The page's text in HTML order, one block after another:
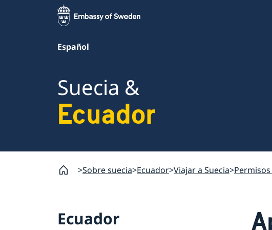
Español
Suecia &
Ecuador
Sobre suecia Ecuador Viajar a Suecia
Ecuador